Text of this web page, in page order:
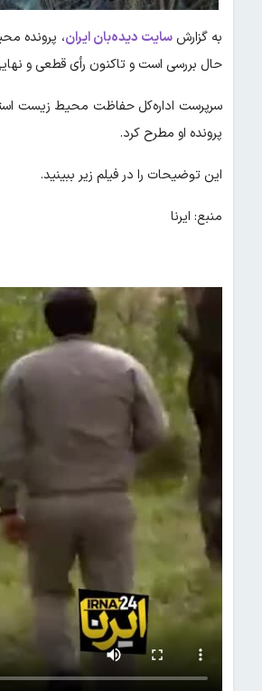
به گزارشسایت دیده‌بان ایران
حال بررسی است و تاکنون رأی قطعی و
سرپرست اداره‌کل حفاظت محیط زیست
پرونده او مطرح کرد.
این توضیحات را در فیلم زیر ببینید.
منبع: ایرنا